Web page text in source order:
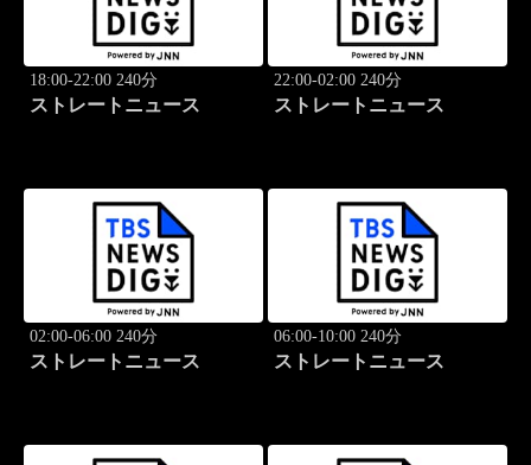
18:00-22:00 240分
ストレートニュース
22:00-02:00 240分
ストレートニュース
02:00-06:00 240分
ストレートニュース
06:00-10:00 240分
ストレートニュース